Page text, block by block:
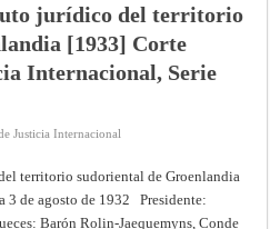
jurídico del territorio
[1933] Corte
Internacional, Serie
Justicia Internacional
territorio sudoriental de Groenlandia
3 de agosto de 1932 Presidente:
Barón Rolin-Jaequemyns, Conde